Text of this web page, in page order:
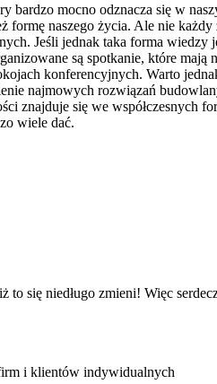
mocno odznacza się w
naszego życia. Ale nie
Jeśli jednak taka forma wiedzy
są spotkanie, które
konferencyjnych. Warto
najmowych rozwiązań
znajduje się we
wiele dać.
się niedługo zmieni! Więc